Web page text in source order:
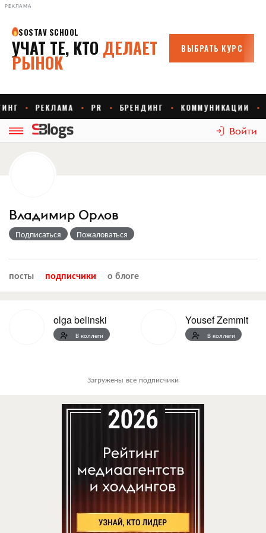
РЕКЛАМА
Войти
Владимир Орлов
Подписаться Пожаловаться
посты подписчики о блоге
olga belinski
В коллеги
Yousef Zemmit
В коллеги
Загружены все подписчики